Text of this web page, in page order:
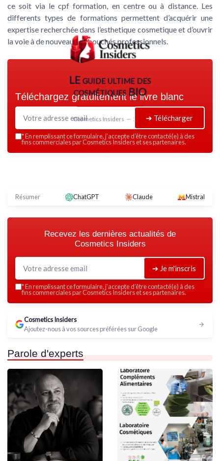
ce soit via le cpf formation, en centre ou à distance. Les
differents types de formations permettent d’acquérir une
expertise recherchée dans l’esthetique cosmetique et d’ouvrir
la voie à de nouveaux débouchés professionnels.
LE guide ultime des
cosmétiques BIO
Cosmetics Insiders — 2026
Téléchargez gratuitement le livre blanc
➔ Télécharger
*En remplissant ce formulaire, j’accepte d’être contacté(e) à des
fins commerciales par Cosmetics Insiders et ses partenaires.
Résumer ChatGPT Claude Mistral
Recevez les dernières actualités de
Cosmetics Insiders
➔ Je m'inscris
*En remplissant ce formulaire, j’accepte d’être contacté(e) à des
fins commerciales par Cosmetics Insiders et ses partenaires.
Cosmetics Insiders
Ajoutez-nous à vos sources préférées sur Google
Parole d'experts